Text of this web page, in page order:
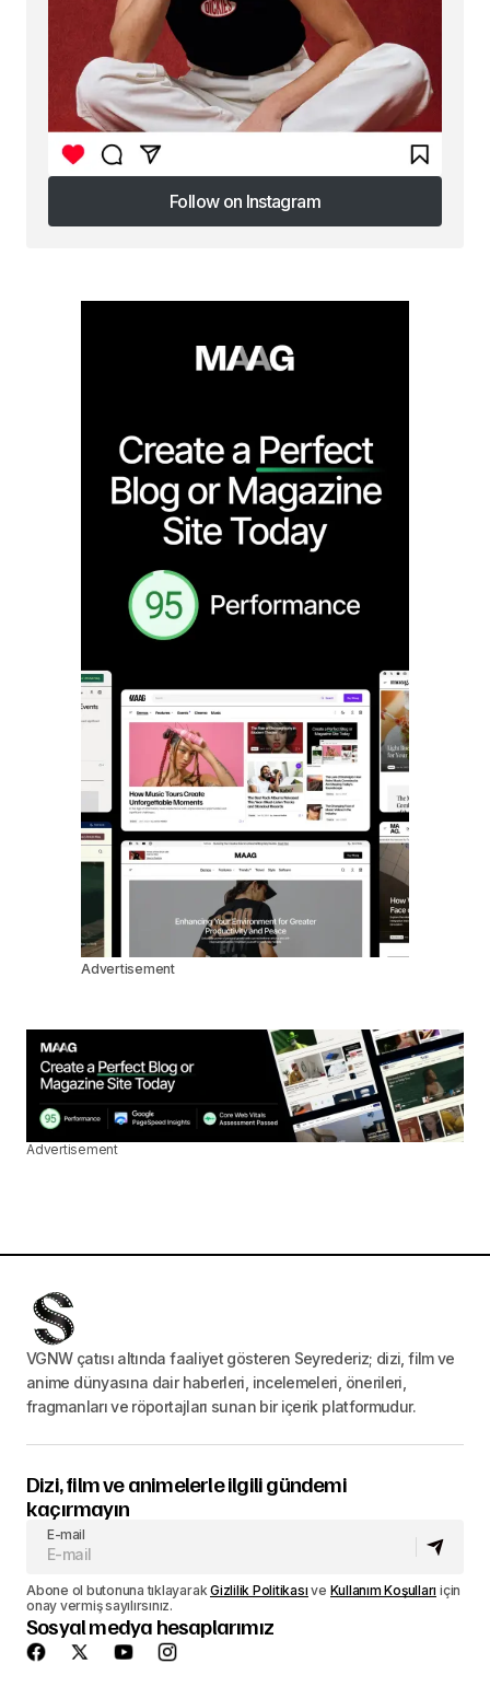
Follow on Instagram
Follow on Instagram
Advertisement
Advertisement
VGNW çatısı altında faaliyet gösteren Seyrederiz; dizi, film ve
anime dünyasına dair haberleri, incelemeleri, önerileri,
fragmanları ve röportajları sunan bir içerik platformudur.
Dizi, film ve animelerle ilgili gündemi
kaçırmayın
E-mail
Abone ol butonuna tıklayarakGizlilik Politikası ve Kullanım Koşulları için
onay vermiş sayılırsınız.
Sosyal medya hesaplarımız